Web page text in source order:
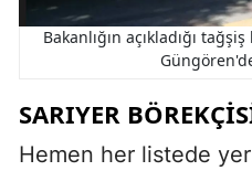
Bakanlığın açıkladığı
SARIYER
Hemen her listede yer